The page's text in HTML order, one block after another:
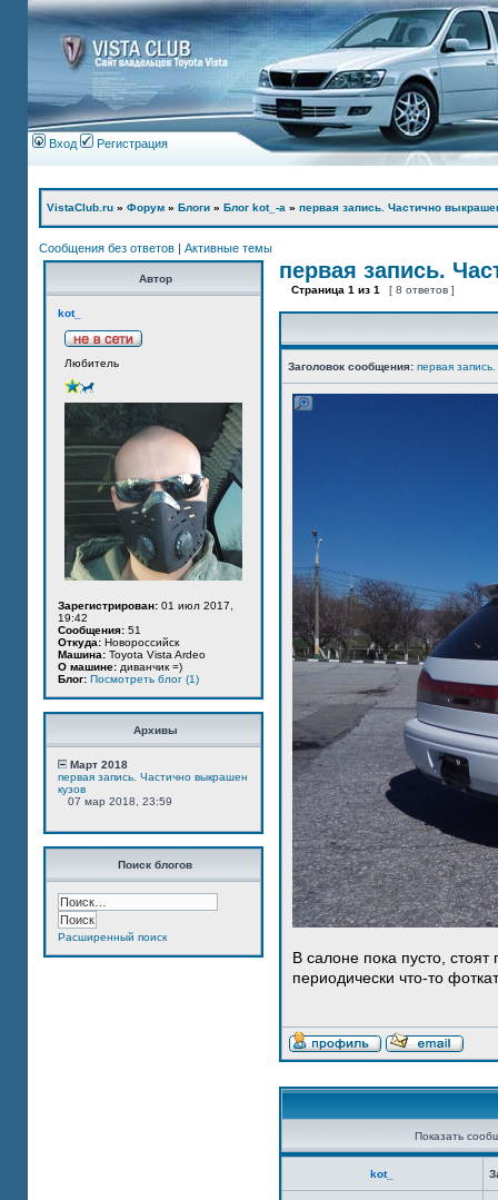
Вход Регистрация
VistaClub.ru » Форум » Блоги » Блог kot_-а » первая запись. Частично
Сообщения без ответов | Активные темы
Автор
kot_
Любитель
Зарегистрирован: 01 июл 2017,
19:42
Сообщения: 51
Откуда: Новороссийск
Машина: Toyota Vista Ardeo
О машине: диванчик =)
Блог: Посмотреть блог (1)
Архивы
Март 2018
первая запись. Частично выкрашен
кузов
07 мар 2018, 23:59
Поиск блогов
Расширенный поиск
первая запись.
Страница 1 из 1 [ 8 ответов ]
Заголовок сообщения: первая
В салоне пока пусто,
периодически что-то
Показать
kot_